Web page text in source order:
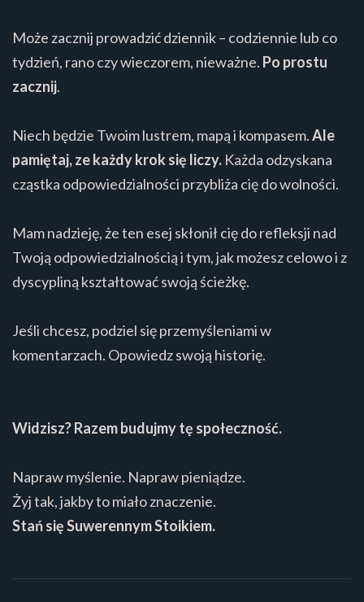
Może zacznij prowadzić dziennik – codziennie lub co
tydzień, rano czy wieczorem, nieważne. Po prostu
zacznij.
Niech będzie Twoim lustrem, mapą i kompasem.Ale
pamiętaj, ze każdy krok się liczy. Każda odzyskana
cząstka odpowiedzialności przybliża cię do wolności.
Mam nadzieję, że ten esej skłonił cię do refleksji nad
Twoją odpowiedzialnością i tym, jak możesz celowo i z
dyscypliną kształtować swoją ścieżkę.
Jeśli chcesz, podziel się przemyśleniami w
komentarzach. Opowiedz swoją historię.
Widzisz? Razem budujmy tę społeczność.
Napraw myślenie. Napraw pieniądze.
Żyj tak, jakby to miało znaczenie.
Stań się Suwerennym Stoikiem.